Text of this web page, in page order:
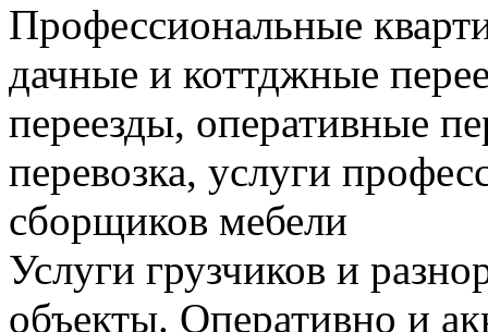
Профессиональные
дачные и коттджные
переезды, оперативные
перевозка, услуги
сборщиков мебели
Услуги грузчиков и
объекты. Оперативно и